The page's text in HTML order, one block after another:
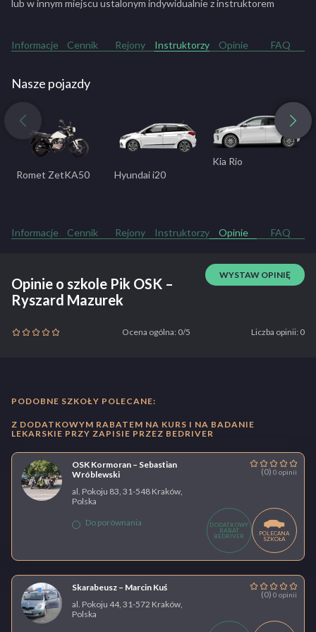
lub w innym miejscu ustalonym indywidualnie z instruktorem
Informacje Cennik Rejony Instruktorzy Opinie FAQ
Nasze pojazdy
Romet ZetKA50 Hyundai i20
Kia Rio
Informacje Cennik Rejony Instruktorzy Opinie FAQ
Opinie o szkole Pik OSK –
Ryszard Mazurek
WYSTAW OPINIĘ
Ocena ogólna: 0/5 Liczba opinii: 0
PODOBNE SZKOŁY POLECANE:
Z DODATKOWYM RABATEM NA KURS I NA BADANIE
LEKARSKIE PRZY ZAPISIE PRZEZ BEDRIVER
OSK Kormoran – Sebastian
Wróblewski
(0) 0 opinii
al. Pokoju 83, 31-548 Kraków,
Polska
Do porównania
DODATKOWY
RABAT
BEDRIVER
POLECANA
SZKOŁA
Skarabeusz – Marcin Kuś
(0) 0 opinii
al. Pokoju 44, 31-572 Kraków,
Polska